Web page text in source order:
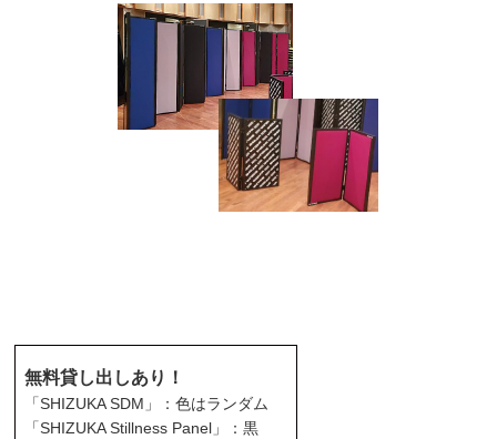
無料貸し出しあり！
「SHIZUKA SDM」：色はランダム
「SHIZUKA Stillness Panel」：黒